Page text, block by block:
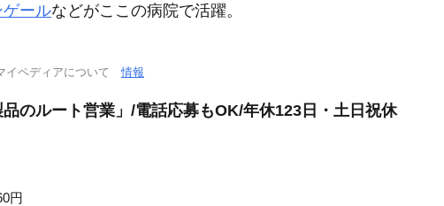
ールなどがここの病院で活躍。
イペディアについて情報
のルート営業」/電話応募もOK/年休123日・土日祝休
円